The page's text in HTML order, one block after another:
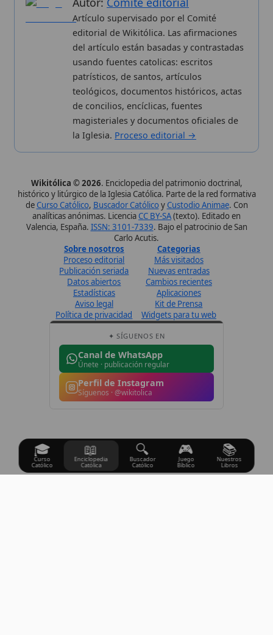
Publicación seriada
Datos abiertos
Estadísticas
Aviso legal
Política de privacidad
Nuevas entradas
Cambios recientes
Aplicaciones
Kit de Prensa
Widgets para tu web
✦ SÍGUENOS EN
Canal de WhatsApp
Únete · publicación regular
Perfil de Instagram
Síguenos · @wikitolica